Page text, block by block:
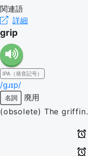
関連語
詳細
grip
IPA（発音記号）
/ɡɹɪp/
名詞
廃用
(obsolete) The griffin.